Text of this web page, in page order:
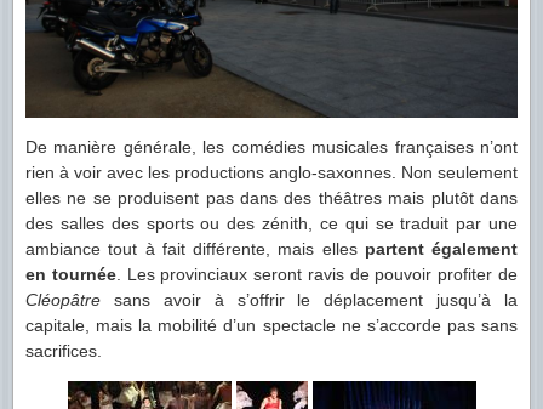
De manière générale, les comédies musicales françaises n’ont
rien à voir avec les productions anglo-saxonnes. Non seulement
elles ne se produisent pas dans des théâtres mais plutôt dans
des salles des sports ou des zénith, ce qui se traduit par une
ambiance tout à fait différente, mais elles partent également
en tournée. Les provinciaux seront ravis de pouvoir profiter de
Cléopâtre sans avoir à s’offrir le déplacement jusqu’à la
capitale, mais la mobilité d’un spectacle ne s’accorde pas sans
sacrifices.